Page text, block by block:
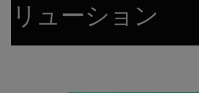
リューション